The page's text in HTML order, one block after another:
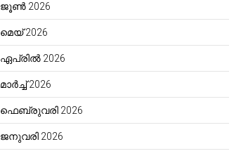
ജൂൺ 2026
മെയ്‌ 2026
ഏപ്രിൽ 2026
മാർച്ച്‌ 2026
ഫെബ്രുവരി 2026
ജനുവരി 2026